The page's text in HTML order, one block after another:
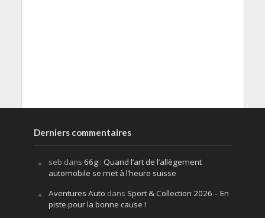
Derniers commentaires
seb dans 66g : Quand l’art de l’allègement
automobile se met à l’heure suisse
Aventures Auto dans Sport & Collection 2026 – En
piste pour la bonne cause !